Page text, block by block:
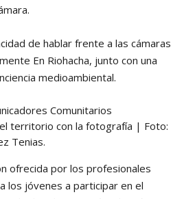
de hablar frente a las cámaras
En Riohacha, junto con una
medioambiental.
territorio con la fotografía | Foto:
Tenias.
ofrecida por los profesionales
los jóvenes a participar en el